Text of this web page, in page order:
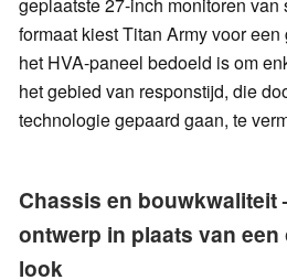
geplaatste 27-inch monitoren van
formaat kiest Titan Army voor
het HVA-paneel bedoeld is om
het gebied van responstijd, die
technologie gepaard gaan, te
Chassis en bouwkwaliteit
ontwerp in plaats van
look